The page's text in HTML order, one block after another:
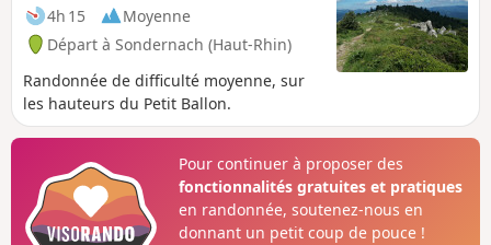
4h 15
Moyenne
Départ à Sondernach (Haut-Rhin)
Randonnée de difficulté moyenne, sur
les hauteurs du Petit Ballon.
Pour continuer à proposer des
fonctionnalités gratuites et pratiques
en randonnée, soutenez-nous en
donnant un petit coup de pouce !